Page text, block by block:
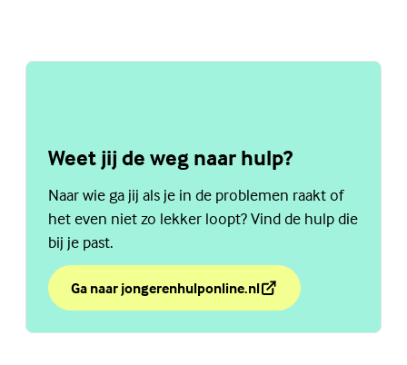
Weet jij de weg naar hulp?
Naar wie ga jij als je in de problemen raakt of
het even niet zo lekker loopt? Vind de hulp die
bij je past.
Ga naar jongerenhulponline.nl
over Weet jij de weg naar hulp?
(Externe link)